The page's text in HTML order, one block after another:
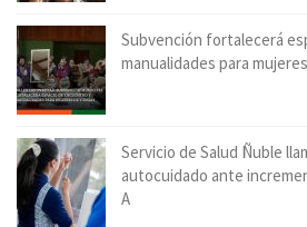
Subvención fortalecerá
manualidades para
Servicio de Salud Ñuble
autocuidado ante
A